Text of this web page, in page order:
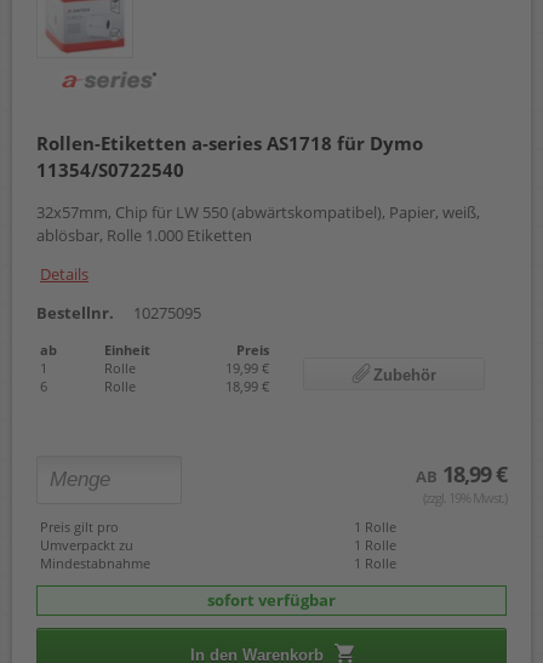
Rollen-Etiketten a-series AS1718 für Dymo
11354/S0722540
32x57mm, Chip für LW 550 (abwärtskompatibel), Papier, weiß,
ablösbar, Rolle 1.000 Etiketten
Details
Bestellnr.
10275095
ab Einheit
Preis
1
Rolle
19,99 €
6
Rolle 18,99 €
Zubehör
AB 18,99 €
(zzgl. 19% Mwst.)
Preis gilt pro
1 Rolle
Umverpackt zu
1 Rolle
Mindestabnahme
1 Rolle
sofort verfügbar
In den Warenkorb